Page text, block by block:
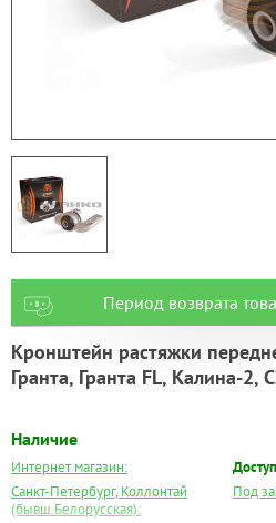
Период возврата
Кронштейн растяжки
Гранта, Гранта FL, Калина-2,
Наличие
Интернет магазин:
Санкт-Петербург, Коллонтай
(бывш.Белорусская):
Под